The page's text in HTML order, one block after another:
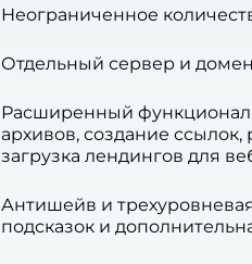
Неограниченное
Отдельный сервер и
Расширенный функционал
архивов, создание
загрузка лендингов для
Антишейв и
подсказок и